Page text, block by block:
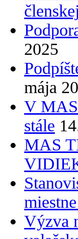
2025
mája
V MAS
stále
MAS
Výzva